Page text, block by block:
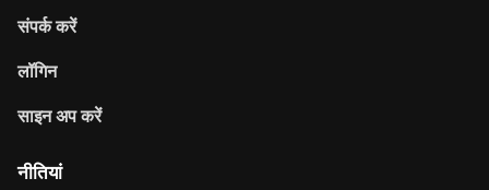
संपर्क करें
लॉगिन
साइन अप करें
नीतियां